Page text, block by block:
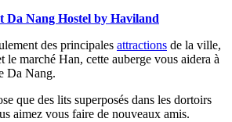
Da Nang Hostel by Haviland
des principales attractions de la ville,
le marché Han, cette auberge vous aidera à
Da Nang.
que des lits superposés dans les dortoirs
aimez vous faire de nouveaux amis.